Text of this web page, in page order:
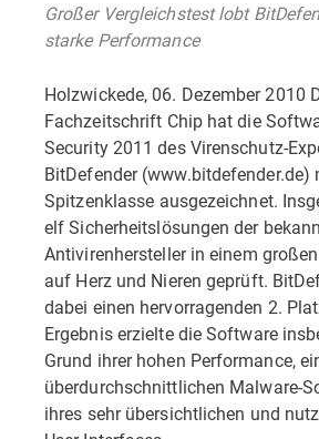
Großer Vergleichstest lobt
starke Performance
Holzwickede, 06. Dezember 2010
Fachzeitschrift Chip hat die
Security 2011 des Virenschutz-
BitDefender
Spitzenklasse ausgezeichnet.
elf Sicherheitslösungen der
Antivirenhersteller in einem
auf Herz und Nieren geprüft.
dabei einen hervorragenden 2.
Ergebnis erzielte die Software
Grund ihrer hohen Performance,
überdurchschnittlichen Malware-
ihres sehr übersichtlichen und